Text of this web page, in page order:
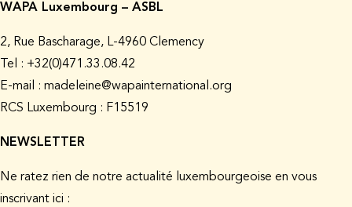
WAPA Luxembourg – ASBL
2, Rue Bascharage, L-4960 Clemency
Tel : +32(0)471.33.08.42
E-mail : madeleine@wapainternational.org
RCS Luxembourg : F15519
NEWSLETTER
Ne ratez rien de notre actualité luxembourgeoise en vous
inscrivant ici :